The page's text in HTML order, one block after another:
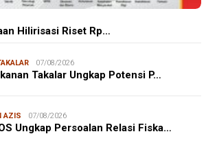
Hilirisasi Riset Rp…
07/08/2026
Takalar Ungkap Potensi P…
AZIS 07/08/2026
Ungkap Persoalan Relasi Fiska…